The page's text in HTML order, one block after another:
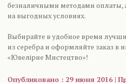
безналичными методами оплаты,
на выгодных условиях.
Выбирайте в удобное время
из серебра и оформляйте заказ в
«Ювелірне Мистецтво»!
Опубликовано : 29 июня 2016 |